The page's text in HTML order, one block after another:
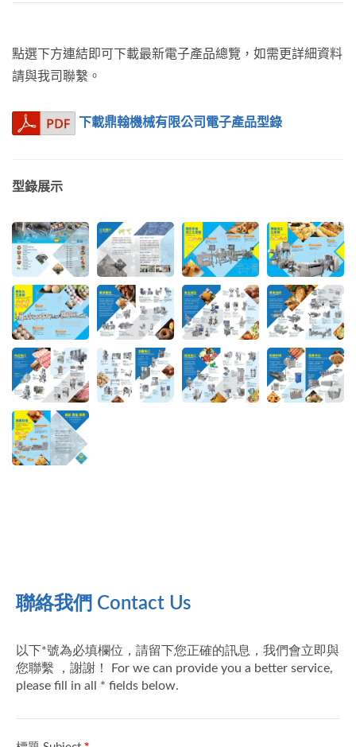
點選下方連結即可下載最新電子產品總覽，如需更詳細資料
請與我司聯繫。
下載鼎翰機械有限公司電子產品型錄
型錄展示